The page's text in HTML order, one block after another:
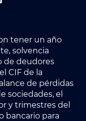
tener un año
solvencia
de deudores
CIF de la
de pérdidas
sociedades, el
y trimestres del
bancario para